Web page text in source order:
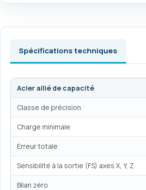
Spécifications techniques
Acier allié de capacité
Classe de précision
Charge minimale
Erreur totale
Sensibilité à la sortie (FS) axes X, Y, Z
Bilan zéro